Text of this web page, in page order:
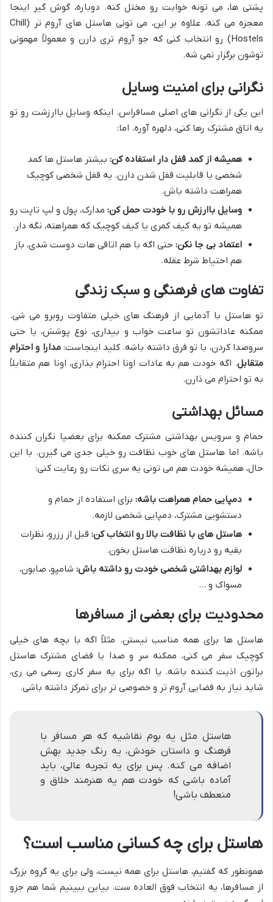
پشتی ها، می تونه خوابت رو مختل کنه. دوباره، گوش گیر اینجا
معجزه می کنه. علاوه بر این، می تونی هاستل های آروم تر (Chill
Hostels) رو انتخاب کنی که جو آروم تری دارن و معمولاً مهمونی
توشون برگزار نمی شه.
نگرانی برای امنیت وسایل
این یکی از نگرانی های اصلی مسافراس. اینکه وسایل باارزشت رو تو
یه اتاق مشترک رها کنی، دلهره آوره. اما:
همیشه از کمد قفل دار استفاده کن: بیشتر هاستل ها کمد
شخصی با قابلیت قفل شدن دارن. یه قفل شخصی کوچیک
همراهت داشته باش.
وسایل باارزش رو با خودت حمل کن: مدارک، پول و لپ تاپت رو
همیشه تو یه کیف کمری یا کیف کوچیک که همراهته، نگه دار.
اعتماد بی جا نکن: حتی اگه با هم اتاقی هات دوست شدی، باز
هم احتیاط شرط عقله.
تفاوت های فرهنگی و سبک زندگی
تو هاستل با آدمایی از فرهنگ های خیلی متفاوت روبرو می شی.
ممکنه عاداتشون تو ساعت خواب و بیداری، نوع پوشش، یا حتی
سروصدا کردن، با تو فرق داشته باشه. کلید اینجاست:مدارا و احترام
متقابل. اگه خودت هم به عادات اونا احترام بذاری، اونا هم متقابلاً
به تو احترام می ذارن.
مسائل بهداشتی
حمام و سرویس بهداشتی مشترک ممکنه برای بعضیا نگران کننده
باشه. اما هاستل های خوب نظافت رو خیلی جدی می گیرن. با این
حال، همیشه خودت هم می تونی یه سری نکات رو رعایت کنی:
دمپایی حمام همراهت باشه: برای استفاده از حمام و
دستشویی مشترک، دمپایی شخصی لازمه.
هاستل های با نظافت بالا رو انتخاب کن: قبل از رزرو، نظرات
بقیه رو درباره نظافت هاستل بخون.
لوازم بهداشتی شخصی خودت رو داشته باش: شامپو، صابون،
مسواک و …
محدودیت برای بعضی از مسافرها
هاستل ها برای همه مناسب نیستن. مثلاً اگه با بچه های خیلی
کوچیک سفر می کنی، ممکنه سر و صدا یا فضای مشترک هاستل
براتون اذیت کننده باشه. یا اگه برای یه سفر کاری رسمی می ری،
شاید نیاز به فضایی آروم تر و خصوصی تر برای تمرکز داشته باشی.
هاستل مثل یه بوم نقاشیه که هر مسافر با
فرهنگ و داستان خودش، یه رنگ جدید بهش
اضافه می کنه. پس برای یه تجربه عالی، باید
آماده باشی که خودت هم یه هنرمند خلاق و
منعطف باشی!
هاستل برای چه کسانی مناسب است؟
همونطور که گفتیم، هاستل برای همه نیست، ولی برای یه گروه بزرگ
از مسافرها، یه انتخاب فوق العاده ست. بیاین ببینیم شما هم جزو